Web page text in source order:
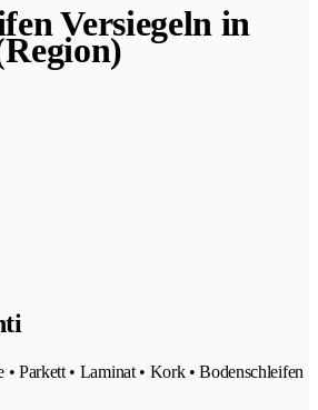
Versiegeln in
• Parkett • Laminat • Kork • Bodenschleifen